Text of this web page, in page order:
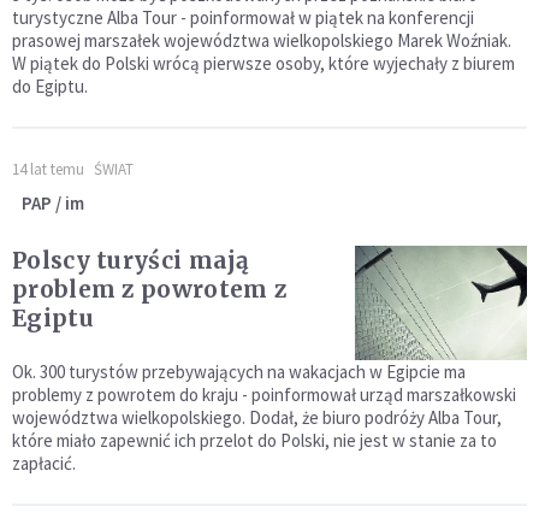
turystyczne Alba Tour - poinformował w piątek na konferencji
prasowej marszałek województwa wielkopolskiego Marek Woźniak.
W piątek do Polski wrócą pierwsze osoby, które wyjechały z biurem
do Egiptu.
14 lat temu ŚWIAT
PAP / im
Polscy turyści mają
problem z powrotem z
Egiptu
Ok. 300 turystów przebywających na wakacjach w Egipcie ma
problemy z powrotem do kraju - poinformował urząd marszałkowski
województwa wielkopolskiego. Dodał, że biuro podróży Alba Tour,
które miało zapewnić ich przelot do Polski, nie jest w stanie za to
zapłacić.